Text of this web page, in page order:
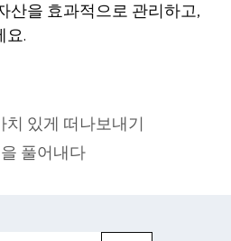
산을 효과적으로 관리하고,
요.
치 있게 떠나보내기
풀어내다